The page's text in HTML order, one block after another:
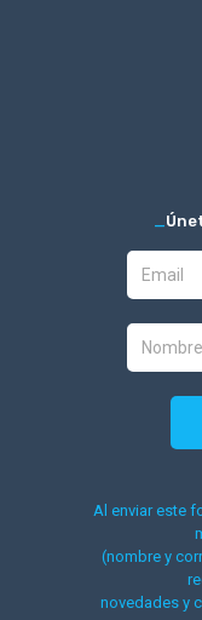
_
Al enviar este
(nombre y
novedades y